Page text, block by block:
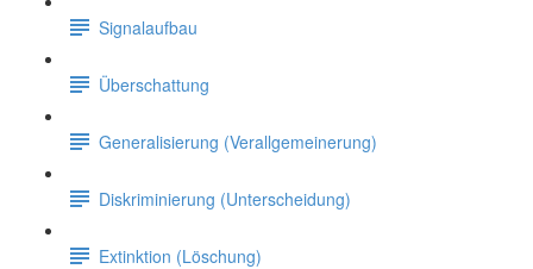
Signalaufbau
Überschattung
Generalisierung (Verallgemeinerung)
Diskriminierung (Unterscheidung)
Extinktion (Löschung)